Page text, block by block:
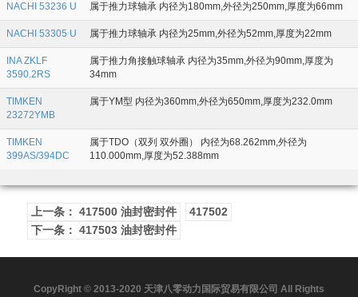
NACHI 53236 U 属于推力球轴承 内径为180mm,外径为250mm,厚度为66mm
NACHI 53305 U 属于推力球轴承 内径为25mm,外径为52mm,厚度为22mm
INA ZKLF
3590.2RS
属于推力角接触球轴承 内径为35mm,外径为90mm,厚度为
34mm
TIMKEN
23272YMB
属于YM型 内径为360mm,外径为650mm,厚度为232.0mm
TIMKEN
399AS/394DC
属于TDO（双列 双外圈） 内径为68.262mm,外径为
110.000mm,厚度为52.388mm
上一条： 417500 油封密封件
417502
下一条： 417503 油封密封件
CopyRight © 2013-2020 天津八零动力国际贸易有限公司 All Rights